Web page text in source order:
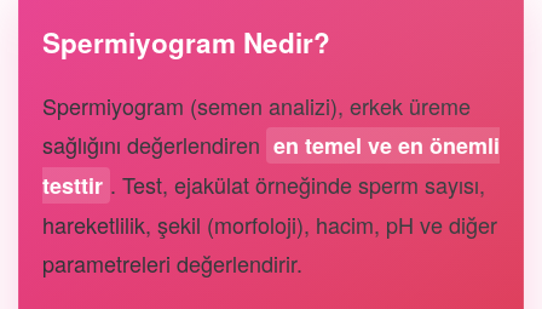
Spermiyogram Nedir?
Spermiyogram (semen analizi), erkek üreme
sağlığını değerlendiren en temel ve en önemli
testtir . Test, ejakülat örneğinde sperm sayısı,
hareketlilik, şekil (morfoloji), hacim, pH ve diğer
parametreleri değerlendirir.